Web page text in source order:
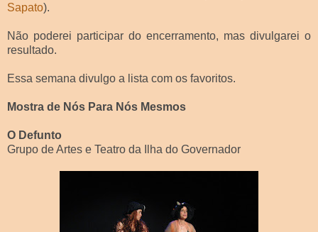
Sapato).
Não poderei participar do encerramento, mas divulgarei o
resultado.
Essa semana divulgo a lista com os favoritos.
Mostra de Nós Para Nós Mesmos
O Defunto
Grupo de Artes e Teatro da Ilha do Governador